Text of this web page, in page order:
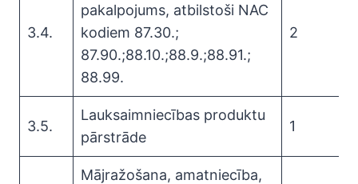
3.4.
pakalpojums, atbilstoši NAC
kodiem 87.30.;
87.90.;88.10.;88.9.;88.91.;
88.99.
2
3.5.
Lauksaimniecības produktu
pārstrāde
1
Mājražošana, amatniecība,